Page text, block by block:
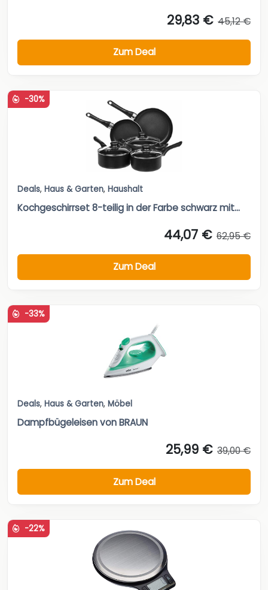
29,83 € 45,12 €
Zum Deal
-30%
Deals, Haus & Garten, Haushalt
Kochgeschirrset 8-teilig in der Farbe schwarz mit...
44,07 € 62,95 €
Zum Deal
-33%
Deals, Haus & Garten, Möbel
Dampfbügeleisen von BRAUN
25,99 € 39,00 €
Zum Deal
-22%